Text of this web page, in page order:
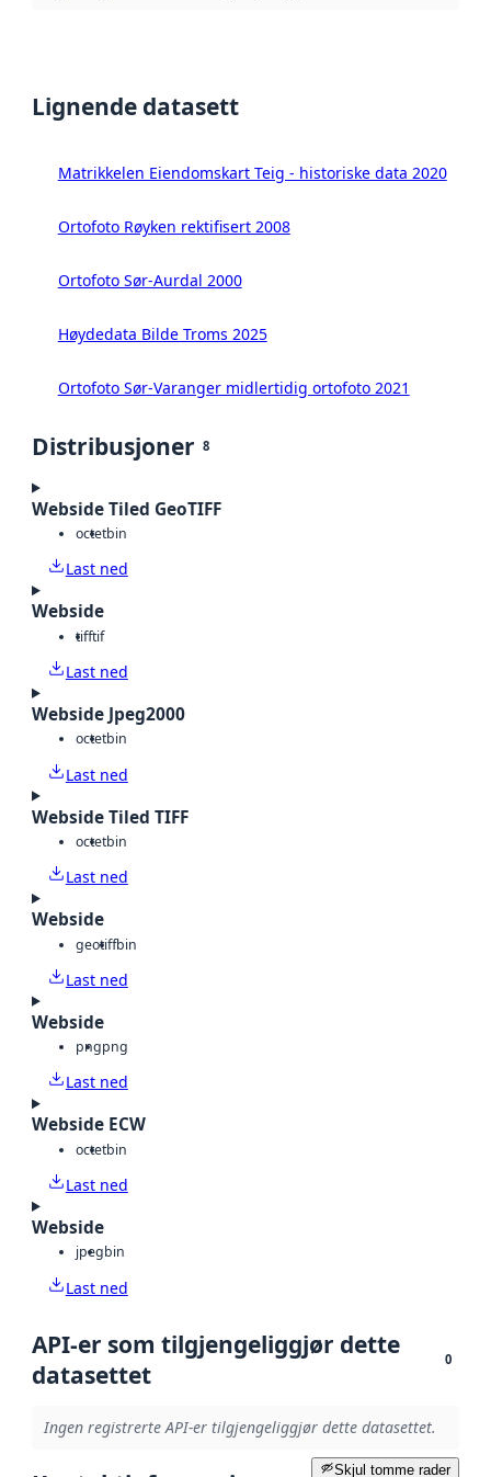
Lignende datasett
Matrikkelen Eiendomskart Teig - historiske data 2020
Ortofoto Røyken rektifisert 2008
Ortofoto Sør-Aurdal 2000
Høydedata Bilde Troms 2025
Ortofoto Sør-Varanger midlertidig ortofoto 2021
Distribusjoner 8
Webside Tiled GeoTIFF
octetbin
Last ned
Webside
tifftif
Last ned
Webside Jpeg2000
octetbin
Last ned
Webside Tiled TIFF
octetbin
Last ned
Webside
geotiffbin
Last ned
Webside
pngpng
Last ned
Webside ECW
octetbin
Last ned
Webside
jpegbin
Last ned
API-er som tilgjengeliggjør dette
datasettet
0
Ingen registrerte API-er tilgjengeliggjør dette datasettet.
Skjul tomme rader